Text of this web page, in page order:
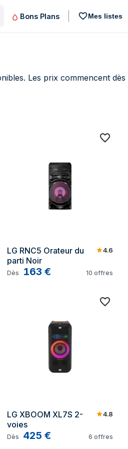
Bons Plans Mes listes
Les prix commencent dès
LG RNC5 Orateur du
parti Noir
4.6
Dès 163 € 10 offres
LG XBOOM XL7S 2-
voies
4.8
Dès 425 € 6 offres